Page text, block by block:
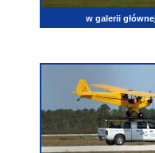
w galerii